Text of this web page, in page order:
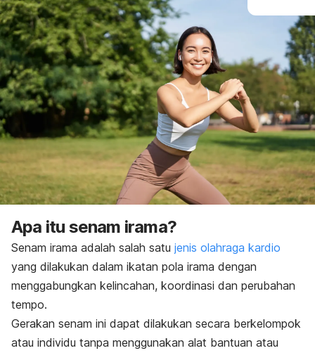
Apa itu senam irama?
Senam irama adalah salah satu jenis olahraga kardio
yang dilakukan dalam ikatan pola irama dengan
menggabungkan kelincahan, koordinasi dan perubahan
tempo.
Gerakan senam ini dapat dilakukan secara berkelompok
atau individu tanpa menggunakan alat bantuan atau